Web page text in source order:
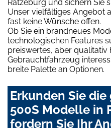
Ratzeburg und sichern Sie
Unser vielfältiges Angebot
fast keine Wünsche offen.
Ob Sie ein brandneues
technologischen Features
preiswertes, aber qualitativ
Gebrauchtfahrzeug
breite Palette an Optionen.
Erkunden Sie
500S Modelle in
fordern Sie Ihr